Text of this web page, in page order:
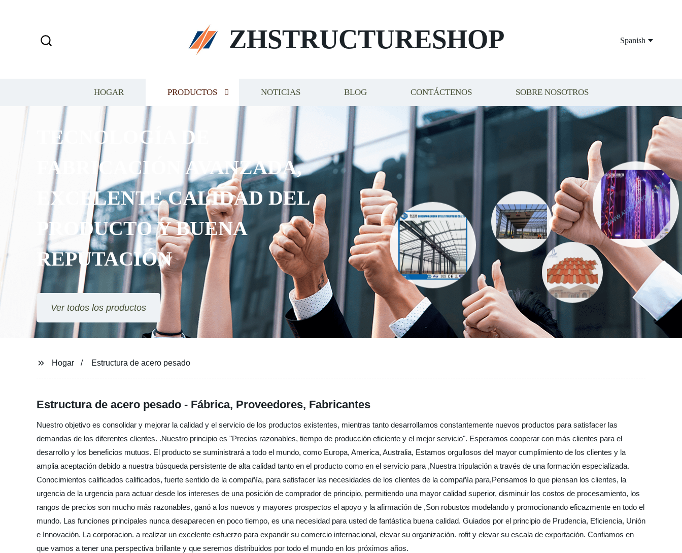
ZHSTRUCTURESHOP Spanish
HOGAR PRODUCTOS NOTICIAS BLOG CONTÁCTENOS SOBRE NOSOTROS
TECNOLOGÍA DE
FABRICACIÓN AVANZADA,
EXCELENTE CALIDAD DEL
PRODUCTO Y BUENA
REPUTACIÓN
Ver todos los productos
Hogar Estructura de acero pesado
Estructura de acero pesado - Fábrica, Proveedores, Fabricantes
Nuestro objetivo es consolidar y mejorar la calidad y el servicio de los productos existentes, mientras tanto desarrollamos constantemente nuevos productos para satisfacer las
demandas de los diferentes clientes. .Nuestro principio es "Precios razonables, tiempo de producción eficiente y el mejor servicio". Esperamos cooperar con más clientes para el
desarrollo y los beneficios mutuos. El producto se suministrará a todo el mundo, como Europa, America, Australia, Estamos orgullosos del mayor cumplimiento de los clientes y la
amplia aceptación debido a nuestra búsqueda persistente de alta calidad tanto en el producto como en el servicio para ,Nuestra tripulación a través de una formación especializada.
Conocimientos calificados calificados, fuerte sentido de la compañía, para satisfacer las necesidades de los clientes de la compañía para,Pensamos lo que piensan los clientes, la
urgencia de la urgencia para actuar desde los intereses de una posición de comprador de principio, permitiendo una mayor calidad superior, disminuir los costos de procesamiento, los
rangos de precios son mucho más razonables, ganó a los nuevos y mayores prospectos el apoyo y la afirmación de ,Son robustos modelando y promocionando eficazmente en todo el
mundo. Las funciones principales nunca desaparecen en poco tiempo, es una necesidad para usted de fantástica buena calidad. Guiados por el principio de Prudencia, Eficiencia, Unión
e Innovación. La corporacion. a realizar un excelente esfuerzo para expandir su comercio internacional, elevar su organización. rofit y elevar su escala de exportación. Confiamos en
que vamos a tener una perspectiva brillante y que seremos distribuidos por todo el mundo en los próximos años.